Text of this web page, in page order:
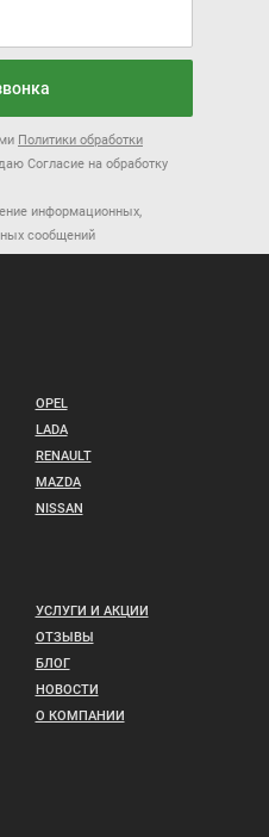
Политики обработки
Согласие на обработку
информационных,
сообщений
OPEL
LADA
RENAULT
MAZDA
NISSAN
УСЛУГИ И АКЦИИ
ОТЗЫВЫ
БЛОГ
НОВОСТИ
О КОМПАНИИ